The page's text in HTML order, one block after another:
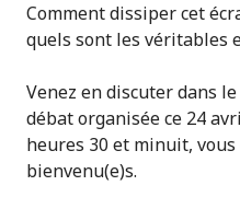
Comment dissiper cet
quels sont les véritables
Venez en discuter dans
débat organisée ce 24
heures 30 et minuit,
bienvenu(e)s.